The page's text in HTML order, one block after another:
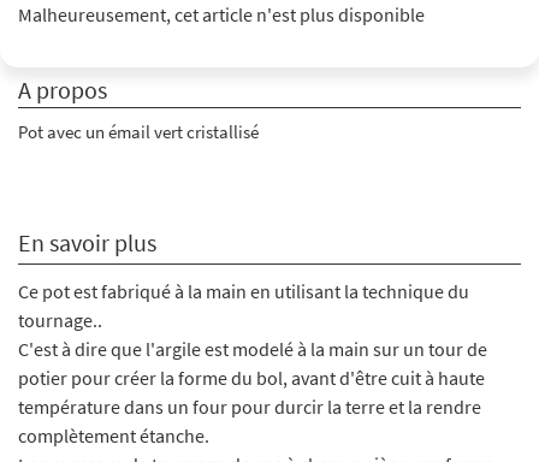
Malheureusement, cet article n'est plus disponible
A propos
Pot avec un émail vert cristallisé
En savoir plus
Ce pot est fabriqué à la main en utilisant la technique du
tournage..
C'est à dire que l'argile est modelé à la main sur un tour de
potier pour créer la forme du bol, avant d'être cuit à haute
température dans un four pour durcir la terre et la rendre
complètement étanche.